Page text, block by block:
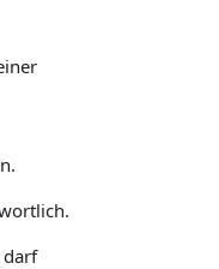
darf